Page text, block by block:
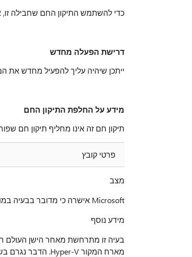
כדי להשתמש התיקון החם שחבילה זו,
דרישת הפעלה מחדש
ייתכן שיהיה עליך להפעיל מחדש
מידע על החלפת התיקון החם
תיקון חם זה אינו מחליף תיקון חם
פרטי קובץ
מצב
Microsoft אישרה כי מדובר בבעיה במוצרי Microsoft הרשומים במקטע 'חל על'.
מידע נוסף